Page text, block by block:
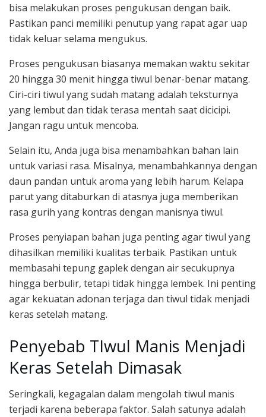
bisa melakukan proses pengukusan dengan baik.
Pastikan panci memiliki penutup yang rapat agar uap
tidak keluar selama mengukus.
Proses pengukusan biasanya memakan waktu sekitar
20 hingga 30 menit hingga tiwul benar-benar matang.
Ciri-ciri tiwul yang sudah matang adalah teksturnya
yang lembut dan tidak terasa mentah saat dicicipi.
Jangan ragu untuk mencoba.
Selain itu, Anda juga bisa menambahkan bahan lain
untuk variasi rasa. Misalnya, menambahkannya dengan
daun pandan untuk aroma yang lebih harum. Kelapa
parut yang ditaburkan di atasnya juga memberikan
rasa gurih yang kontras dengan manisnya tiwul.
Proses penyiapan bahan juga penting agar tiwul yang
dihasilkan memiliki kualitas terbaik. Pastikan untuk
membasahi tepung gaplek dengan air secukupnya
hingga berbulir, tetapi tidak hingga lembek. Ini penting
agar kekuatan adonan terjaga dan tiwul tidak menjadi
keras setelah matang.
Penyebab TIwul Manis Menjadi
Keras Setelah Dimasak
Seringkali, kegagalan dalam mengolah tiwul manis
terjadi karena beberapa faktor. Salah satunya adalah